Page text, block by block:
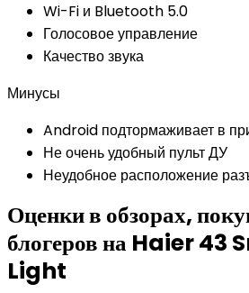
Wi-Fi и Bluetooth 5.0
Голосовое управление
Качество звука
Минусы
Android подтормаживает в
Не очень удобный пульт ДУ
Неудобное расположение
Оценки в обзорах,
блогеров на Haier 43
Light